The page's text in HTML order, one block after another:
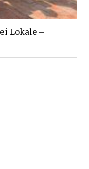
Lokale –